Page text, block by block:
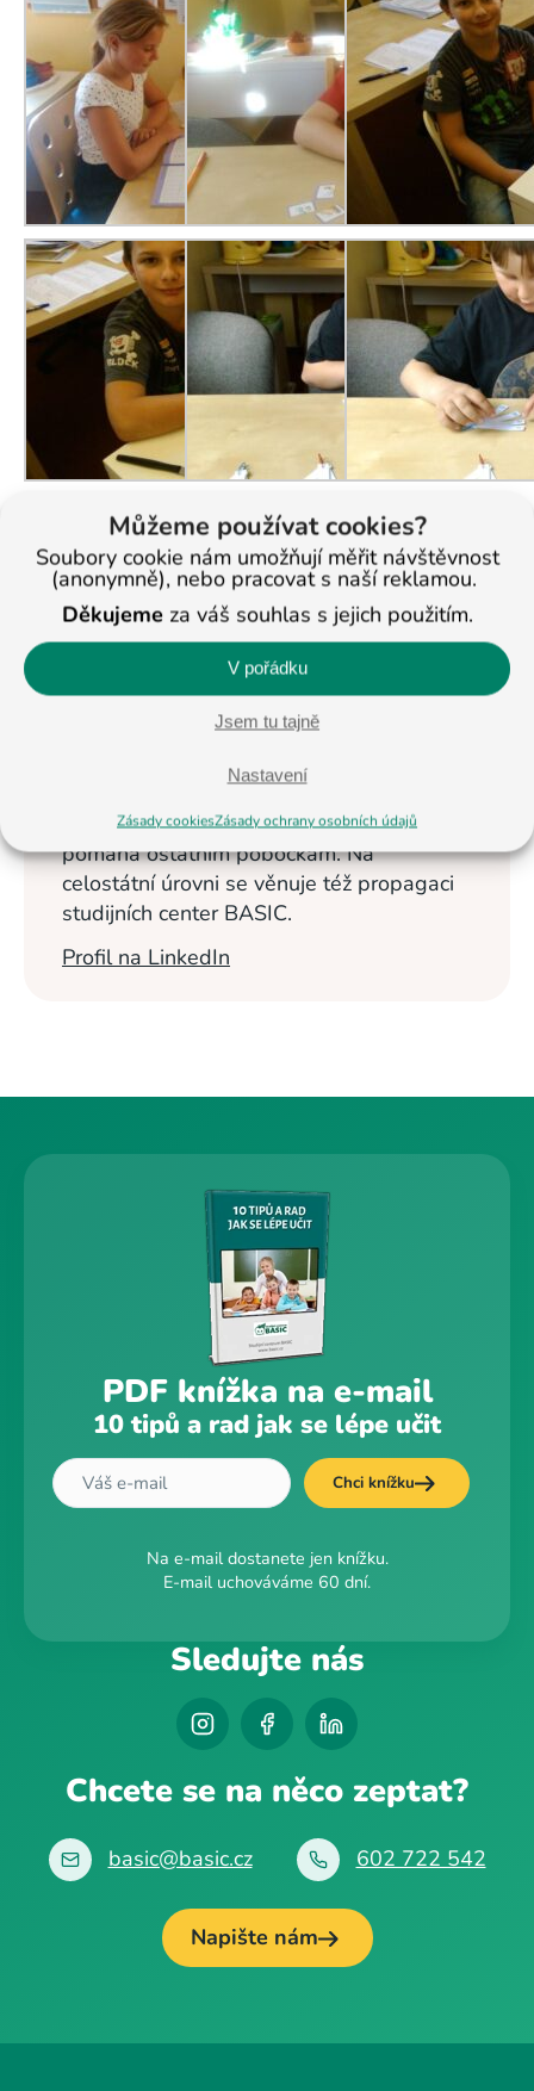
Můžeme používat cookies?
Soubory cookie nám umožňují měřit návštěvnost
(anonymně), nebo pracovat s naší reklamou.
Děkujemeza váš souhlas s jejich použitím.
V pořádku
Jsem tu tajně
Nastavení
Zásady cookiesZásady ochrany osobních údajů
< Na všechny články
Veronika
Vzdělávání dětí se
ředitelkou studijních
center BASIC v Jihlavě a Pelhřimově a
pomáhá ostatním pobočkám. Na
celostátní úrovni se věnuje též propagaci
studijních center BASIC.
Profil na LinkedIn
PDF knížka na e-mail
10 tipů a rad jak se lépe učit
Chci knížku
Na e-mail dostanete jen knížku.
E-mail uchováváme 60 dní.
Sledujte nás
Chcete se na něco zeptat?
basic@basic.cz 602 722 542
Napište nám